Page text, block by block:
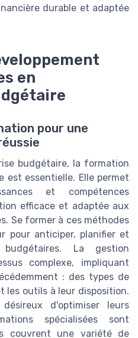
durable et adaptée
en
pour une
budgétaire, la formation
est essentielle. Elle permet
et compétences
efficace et adaptée aux
Se former à ces méthodes
pour anticiper, planifier et
La gestion
complexe, impliquant
: des types de
les outils à leur disposition.
d'optimiser leurs
spécialisées sont
couvrent une variété de